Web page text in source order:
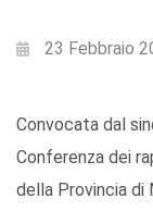
23 Febbraio
Convocata dal
Conferenza dei
della Provincia